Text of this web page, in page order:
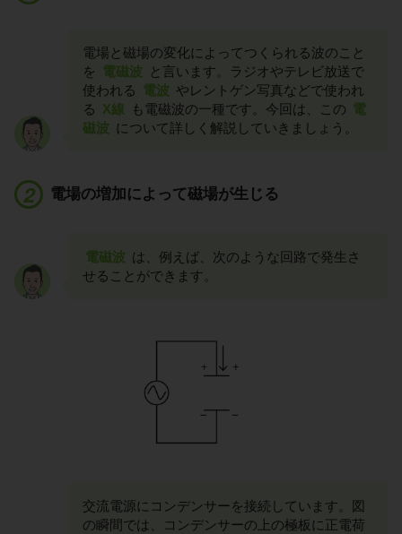
電場と磁場の変化によってつくられる波のこと
を
電磁波
と言います。ラジオやテレビ放送で
使われる
電波 やレントゲン写真などで使われ
る X線 も電磁波の一種です。今回は、この 電
磁波 について詳しく解説していきましょう。
電場の増加によって磁場が生じる
電磁波 は、例えば、次のような回路で発生さ
せることができます。
交流電源にコンデンサーを接続しています。図
の瞬間では、コンデンサーの上の極板に正電荷